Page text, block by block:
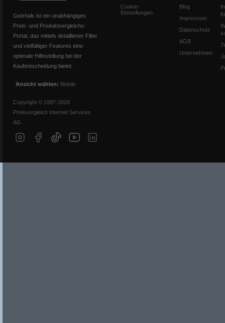
Geizhals ist ein unabhängiges
Preis- und Produktvergleichs-
Portal, das mittels detaillierter Filter
und vielfältiger Features eine
optimale Hilfestellung bei der
Kaufentscheidung bietet.
Ansicht wählen: Mobile
Copyright © 1997-2026
Preisvergleich Internet Services
AG
Cookie-
Einstellungen
Blog
Impressum
Datenschutz
AGB
Unternehmen